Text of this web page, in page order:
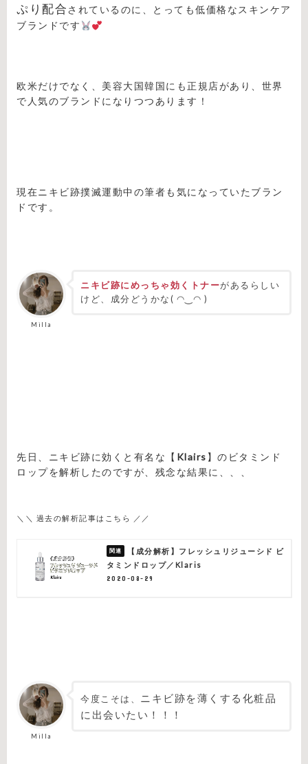
ぷり配合されているのに、とっても低価格なスキンケア
ブランドです
欧米だけでなく、美容大国韓国にも正規店があり、世界
で人気のブランドになりつつあります！
現在ニキビ跡撲滅運動中の筆者も気になっていたブラン
ドです。
Milla
ニキビ跡にめっちゃ効くトナーがあるらしい
けど、成分どうかな( ◠‿◠ )
先日、ニキビ跡に効くと有名な【 Klairs 】のビタミンド
ロップを解析したのですが、残念な結果に、、、
＼＼ 過去の解析記事はこちら ／／
【成分解析】フレッシュリジューシド ビ
タミンドロップ／Klaris
2020-08-29
Milla
今度こそは、 ニキビ跡を薄くする化粧品
に出会いたい！！！